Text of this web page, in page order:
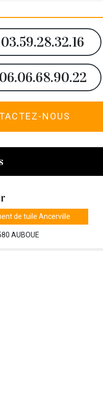
03.59.28.32.16
06.06.68.90.22
NOUS
de tuile Ancerville
AUBOUE